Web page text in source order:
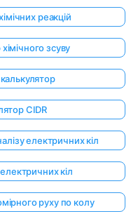
реакцій
зсуву
CIDR
електричних кіл
кіл
руху по колу